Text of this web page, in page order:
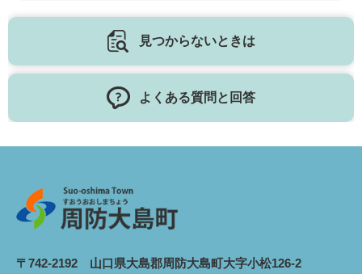
見つからないときは
よくある質問と回答
〒742-2192 山口県大島郡周防大島町大字小松126-2